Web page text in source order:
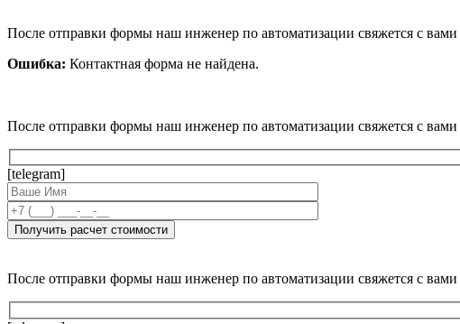
После отправки формы наш инженер по автоматизации свяжется с вами
Ошибка: Контактная форма не найдена.
После отправки формы наш инженер по автоматизации свяжется с вами
[telegram]
После отправки формы наш инженер по автоматизации свяжется с вами